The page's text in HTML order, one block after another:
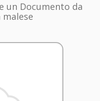
un Documento da